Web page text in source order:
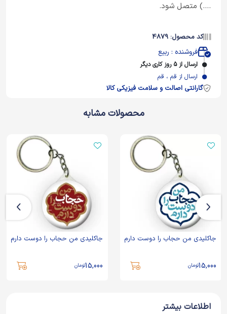
....) متصل شود.
کد محصول: 4879
فروشنده : ربیع
ارسال از 5 روز کاری دیگر
ارسال از قم ، قم
گارانتی اصالت و سلامت فیزیکی کالا
محصولات مشابه
جاکلیدی من حجاب را دوست دارم
15,000تومان
جاکلیدی من حجاب را دوست دارم
15,000تومان
اطلاعات بیشتر